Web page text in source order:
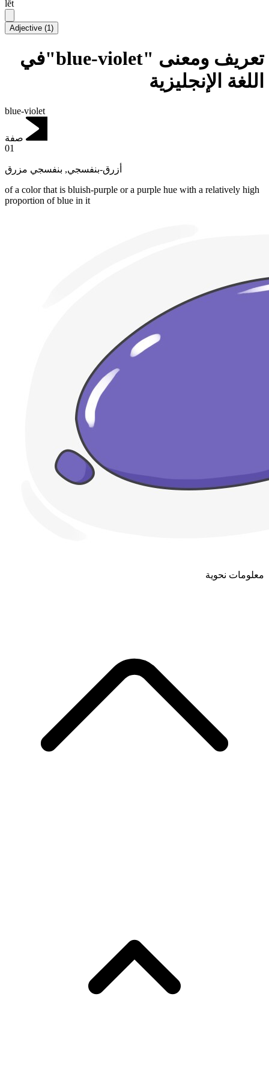
lēt
Adjective (1)
تعريف ومعنى "blue-violet"في
اللغة الإنجليزية
blue-violet
صفة
01
أزرق-بنفسجي, بنفسجي مزرق
of a color that is bluish-purple or a purple hue with a relatively high
proportion of blue in it
معلومات نحوية